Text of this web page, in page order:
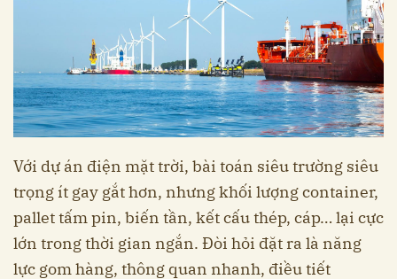
Với dự án điện mặt trời, bài toán siêu trường siêu
trọng ít gay gắt hơn, nhưng khối lượng container,
pallet tấm pin, biến tần, kết cấu thép, cáp… lại cực
lớn trong thời gian ngắn. Đòi hỏi đặt ra là năng
lực gom hàng, thông quan nhanh, điều tiết